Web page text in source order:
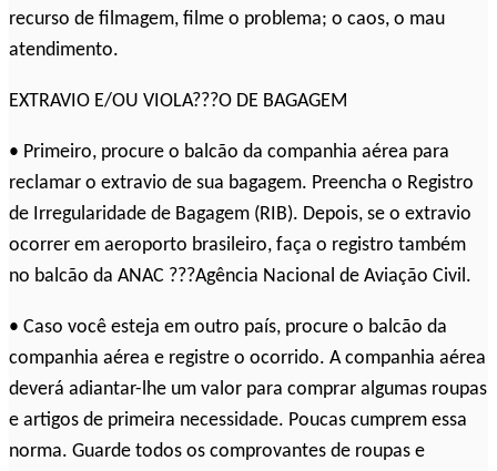
recurso de filmagem, filme o problema; o caos, o mau
atendimento.
EXTRAVIO E/OU VIOLA???O DE BAGAGEM
• Primeiro, procure o balcão da companhia aérea para
reclamar o extravio de sua bagagem. Preencha o Registro
de Irregularidade de Bagagem (RIB). Depois, se o extravio
ocorrer em aeroporto brasileiro, faça o registro também
no balcão da ANAC ???Agência Nacional de Aviação Civil.
• Caso você esteja em outro país, procure o balcão da
companhia aérea e registre o ocorrido. A companhia aérea
deverá adiantar-lhe um valor para comprar algumas roupas
e artigos de primeira necessidade. Poucas cumprem essa
norma. Guarde todos os comprovantes de roupas e